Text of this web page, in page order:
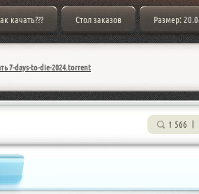
качать??? Стол заказов Размер:
7-days-to-die-2024.torrent
1 566